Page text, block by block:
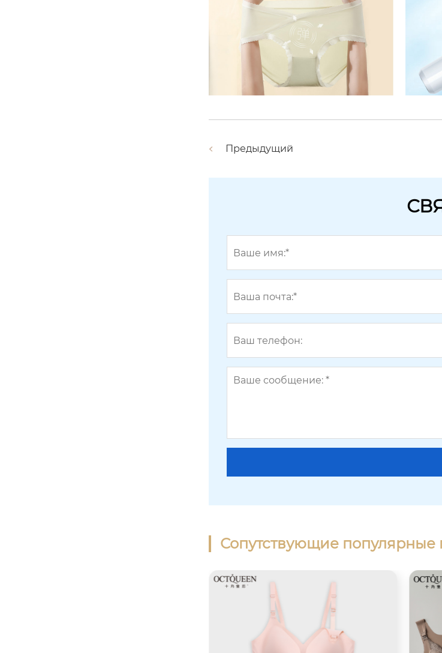
Предыдущий
Сопутствующие популярные